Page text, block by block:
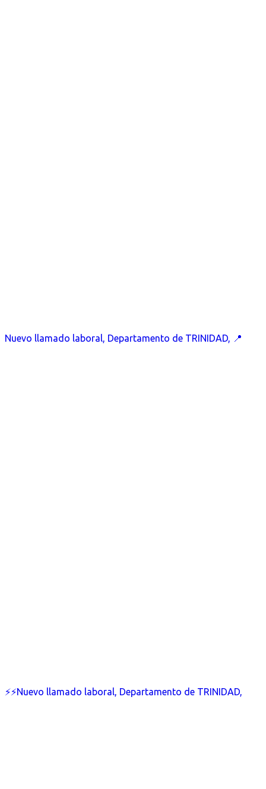
Nuevo llamado laboral, Departamento de TRINIDAD, 📍
⚡⚡Nuevo llamado laboral, Departamento de TRINIDAD,